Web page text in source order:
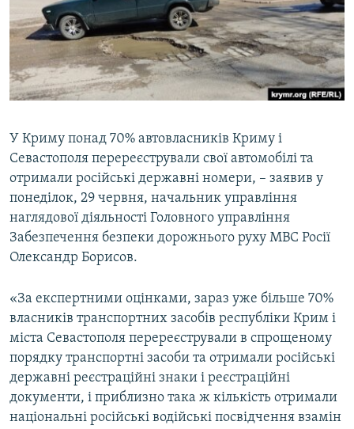
ДЕПОРТАЦІЯ
ВІДЕОУРОКИ «ELIFBE»
СВІДЧЕННЯ ОКУПАЦІЇ
УКРАЇНСЬКА ПРОБЛЕМА КРИМУ
ЯК ОБІЙТИ БЛОКУВАННЯ
Русский
Qırımtatar
Усі сайти RFE/RL
У Криму понад 70% автовласників Криму і
Севастополя перереєстрували свої автомобілі та
отримали російські державні номери, – заявив у
понеділок, 29 червня, начальник управління
наглядової діяльності Головного управління
Забезпечення безпеки дорожнього руху МВС Росії
Олександр Борисов.
«За експертними оцінками, зараз уже більше 70%
власників транспортних засобів республіки Крим і
міста Севастополя перереєстрували в спрощеному
порядку транспортні засоби та отримали російські
державні реєстраційні знаки і реєстраційні
документи, і приблизно така ж кількість отримали
національні російські водійські посвідчення взамін